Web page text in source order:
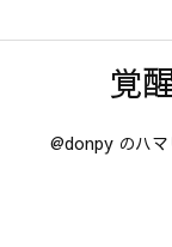
覚
@donpy のハ